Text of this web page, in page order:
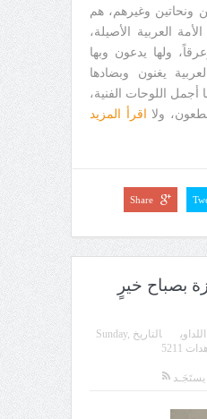
ونحاتين وغيرهم، هم
العربية الأصيلة،
ولها يدعون وبها
يغنون وبضادها
أجمل اللوحات الفنية،
ولا
اقرأ المزيد
Share
بصباح خيرٍ
التاريخ Sunday,
5211